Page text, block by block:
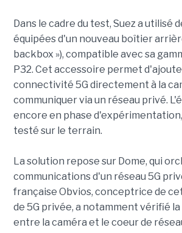
Dans le cadre du test, Suez a utilisé
équipées d'un nouveau boîtier
backbox »), compatible avec sa
P32. Cet accessoire permet
connectivité 5G directement à la
communiquer via un réseau privé.
encore en phase
testé sur le terrain.
La solution repose sur Dome, qui
communications d'un réseau 5G
française Obvios, conceptrice de
de 5G privée, a notamment vérifié
entre la caméra et le coeur de